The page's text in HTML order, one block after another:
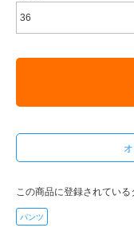
この商品に登録されている
パンツ